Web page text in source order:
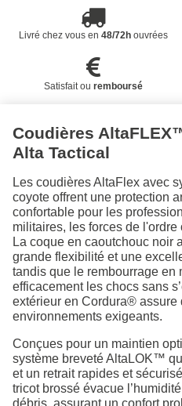
Livré chez vous en 48/72houvrées
Satisfait ou remboursé
Coudières
Alta Tactical
Les coudières AltaFlex avec
coyote offrent une protection
confortable pour les
militaires, les forces de
La coque en caoutchouc noir
grande flexibilité et une
tandis que le rembourrage en
efficacement les chocs sans
extérieur en Cordura® assure
environnements exigeants.
Conçues pour un maintien
système breveté AltaLOK™
et un retrait rapides et
tricot brossé évacue
débris, assurant un confort